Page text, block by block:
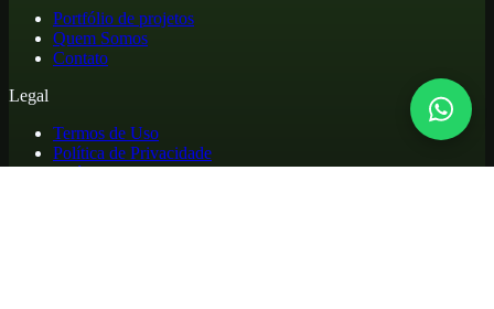
Portfólio de projetos
Quem Somos
Contato
Legal
Termos de Uso
Política de Privacidade
Política de Cookies